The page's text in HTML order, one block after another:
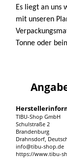
Es liegt an uns
mit unseren
Tonne oder
TIBU-Shop GmbH
Schulstraße 2
Brandenburg
Drahnsdorf,
info@tibu-shop.de
https://www.tibu-